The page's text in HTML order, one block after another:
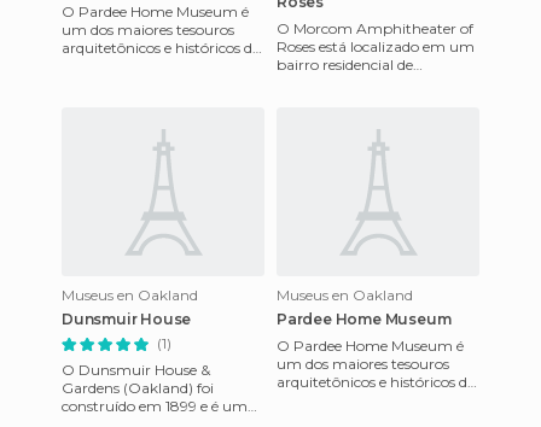
O Pardee Home Museum é
um dos maiores tesouros
arquitetônicos e históricos do
O Morcom Amphitheater of
Roses está localizado em um
bairro residencial de
Museus en Oakland
Dunsmuir House
(1)
O Dunsmuir House &
Gardens (Oakland) foi
construído em 1899 e é uma
Museus en Oakland
Pardee Home Museum
O Pardee Home Museum é
um dos maiores tesouros
arquitetônicos e históricos do